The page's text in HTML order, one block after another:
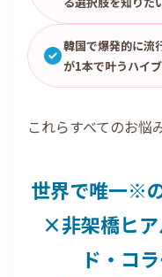
韓国で爆発的に流
が1本で叶うハイ
これらすべてのお悩
世界で唯一※
×非架橋ヒア
ド・コ